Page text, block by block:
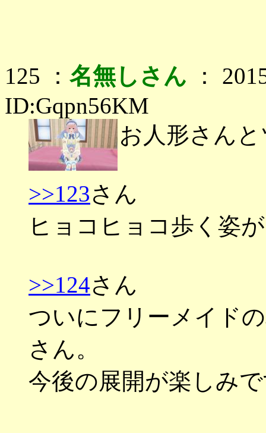
125 ： 名無しさん ：
ID:Gqpn56KM
お人形さん
>>123さん
ヒョコヒョコ歩く姿
>>124さん
ついにフリーメイド
さん。
今後の展開が楽しみ